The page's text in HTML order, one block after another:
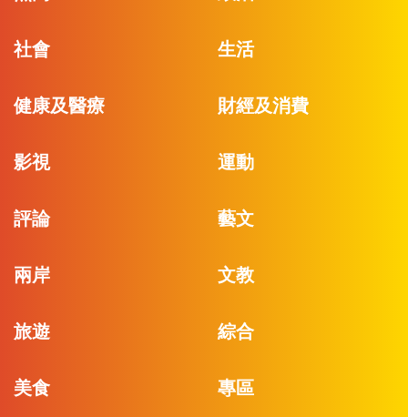
社會 生活
健康及醫療 財經及消費
影視 運動
評論 藝文
兩岸 文教
旅遊 綜合
美食 專區